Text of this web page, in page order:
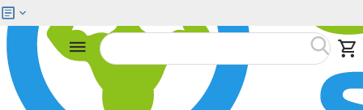
Меню Найти